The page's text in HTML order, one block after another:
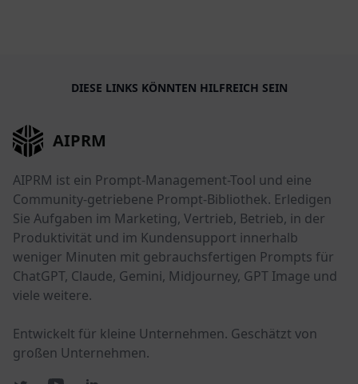
DIESE LINKS KÖNNTEN HILFREICH SEIN
AIPRM
AIPRM ist ein Prompt-Management-Tool und eine
Community-getriebene Prompt-Bibliothek. Erledigen
Sie Aufgaben im Marketing, Vertrieb, Betrieb, in der
Produktivität und im Kundensupport innerhalb
weniger Minuten mit gebrauchsfertigen Prompts für
ChatGPT, Claude, Gemini, Midjourney, GPT Image und
viele weitere.
Entwickelt für kleine Unternehmen. Geschätzt von
großen Unternehmen.